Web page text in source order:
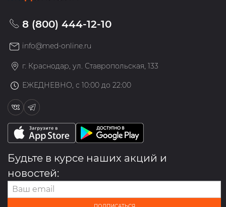
8 (800) 444-12-10
info@med-online.ru
г. Краснодар, ул. Ставропольская, 133
ЕЖЕДНЕВНО, с 10:00 до 22:00
Будьте в курсе наших акций и
новостей: